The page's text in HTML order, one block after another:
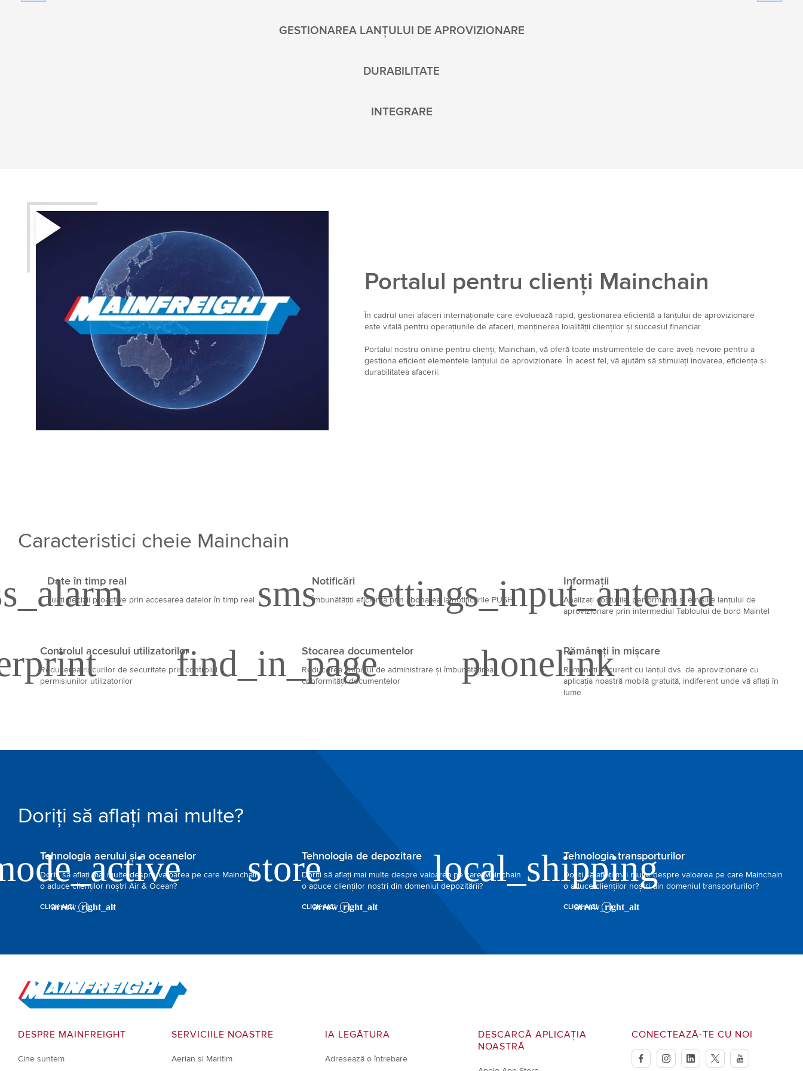
GESTIONAREA LANȚULUI DE APROVIZIONARE
DURABILITATE
INTEGRARE
Portalul pentru clienți Mainchain
În cadrul unei afaceri internaționale care evoluează rapid, gestionarea eficientă a lanțului de aprovizionare
este vitală pentru operațiunile de afaceri, menținerea loialității clienților și succesul financiar.
Portalul nostru online pentru clienți, Mainchain, vă oferă toate instrumentele de care aveți nevoie pentru a
gestiona eficient elementele lanțului de aprovizionare. În acest fel, vă ajutăm să stimulați inovarea, eficiența și
durabilitatea afacerii.
Caracteristici cheie Mainchain
Date în timp real
Luați decizii proactive prin accesarea datelor în timp real
Notificări
Îmbunătățiți eficiența prin abonarea la notificările PUSH
Informații
Analizați costurile, performanța și emisiile lanțului de
aprovizionare prin intermediul Tabloului de bord Maintel
Controlul accesului utilizatorilor
Reducerea riscurilor de securitate prin controlul
permisiunilor utilizatorilor
Stocarea documentelor
Reducerea timpului de administrare și îmbunătățirea
conformității documentelor
Rămâneți în mișcare
Rămâneți la curent cu lanțul dvs. de aprovizionare cu
aplicația noastră mobilă gratuită, indiferent unde vă aflați în
lume
Doriți să aflați mai multe?
Tehnologia aerului și a oceanelor
Doriți să aflați mai multe despre valoarea pe care Mainchain
o aduce clienților noștri Air & Ocean?
CLICK AICI
Tehnologia de depozitare
Doriți să aflați mai multe despre valoarea pe care Mainchain
o aduce clienților noștri din domeniul depozitării?
CLICK AICI
Tehnologia transporturilor
Doriți să aflați mai multe despre valoarea pe care Mainchain
o aduce clienților noștri din domeniul transporturilor?
CLICK AICI
Go to Home
DESPRE MAINFREIGHT
Cine suntem
SERVICIILE NOASTRE
Aerian si Maritim
IA LEGĂTURA
Adresează o întrebare
DESCARCĂ APLICAȚIA
NOASTRĂ
CONECTEAZĂ-TE CU NOI
facebookinstagramlinkedintwitteryoutube